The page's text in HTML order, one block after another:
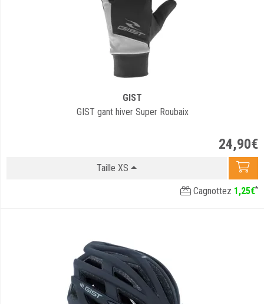
GIST
GIST gant hiver Super Roubaix
24,90€
Taille XS
Cagnottez 1,25€*